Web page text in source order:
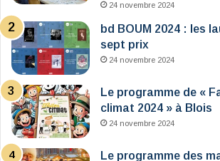
24 novembre 2024
bd BOUM 2024 : les
sept prix
24 novembre 2024
Le programme de «
climat 2024 » à Blois
24 novembre 2024
Le programme des